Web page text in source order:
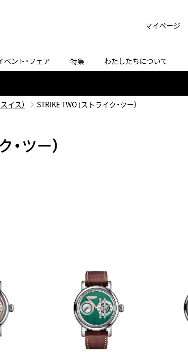
マイページ
ヴィンテージブランドISHIDA N43°（札幌）
ベント・フェア 特集 わたしたちについて
INSTAGRAM
イス） STRIKE TWO (ストライク・ツー）
ツー）